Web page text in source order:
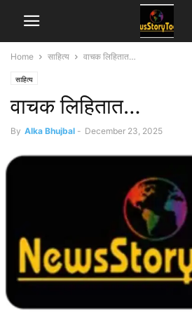
Home साहित्य वाचक लिहितात…
साहित्य
वाचक लिहितात…
By Alka Bhujbal - December 23, 2025